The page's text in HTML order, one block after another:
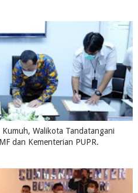
Walikota Tandatangani
dan Kementerian PUPR.